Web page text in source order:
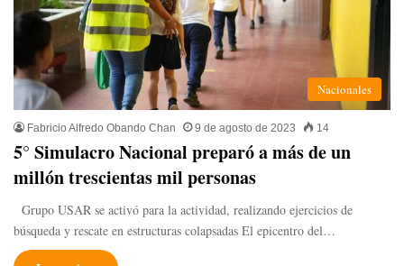
Nacionales
Fabricio Alfredo Obando Chan 9 de agosto de 2023 14
5° Simulacro Nacional preparó a más de un
millón trescientas mil personas
Grupo USAR se activó para la actividad, realizando ejercicios de
búsqueda y rescate en estructuras colapsadas El epicentro del…